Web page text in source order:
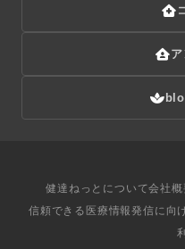
健達ねっとについて会社概
信頼できる医療情報発信に向